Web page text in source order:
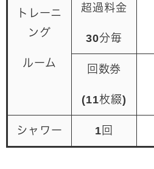
トレーニ
ング
ルーム
超過料金
30分毎
回数券
(11枚綴)
シャワー 1回